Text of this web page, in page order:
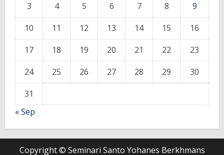
3
4 5 6 7 8
9
10
11 12 13 14 15
16
17
18 19 20 21 22
23
24
25 26 27 28 29
30
31
« Sep
Copyright © Seminari Santo Yohanes Berkhmans